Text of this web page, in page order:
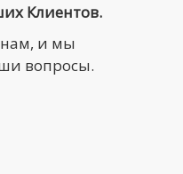
Клиентов.
и мы
вопросы.